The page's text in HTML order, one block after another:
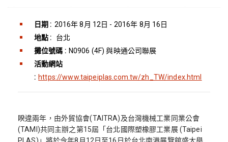
日期 : 2016年 8月 12日 - 2016年 8月 16日
地點 :
台北
攤位號碼 : N0906 (4F) 與映通公司聯展
活動網站
: https://www.taipeiplas.com.tw/zh_TW/index.html
睽違兩年，由外貿協會(TAITRA)及台灣機械工業同業公會
(TAMI)共同主辦之第15屆「台北國際塑橡膠工業展 (Taipei